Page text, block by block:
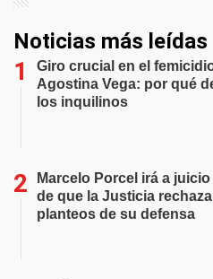
Noticias más leídas
Giro crucial en el
Agostina Vega: por qué
los inquilinos
Marcelo Porcel irá a
de que la Justicia
planteos de su defensa